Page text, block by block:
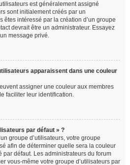
est généralement assigné
sont initialement créés par un
êtes intéressé par la création d’un groupe
devrait être un administrateur. Essayez
message privé.
apparaissent dans une couleur
assigner une couleur aux membres
faciliter leur identification.
par défaut » ?
groupe d’utilisateurs, votre groupe
afin de déterminer quelle sera la couleur
par défaut. Les administrateurs du forum
vous-même votre groupe d’utilisateurs par